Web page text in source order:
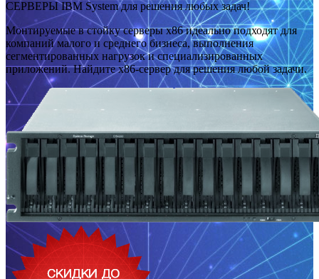
СЕРВЕРЫ IBM System для решения любых задач!
Монтируемые в стойку серверы x86 идеально подходят для
компаний малого и среднего бизнеса, выполнения
сегментированных нагрузок и специализированных
приложений. Найдите x86-сервер для решения любой задачи.